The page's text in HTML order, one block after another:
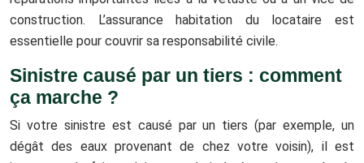
construction. L’assurance habitation du locataire est
essentielle pour couvrir sa responsabilité civile.
Sinistre causé par un tiers : comment
ça marche ?
Si votre sinistre est causé par un tiers (par exemple, un
dégât des eaux provenant de chez votre voisin), il est